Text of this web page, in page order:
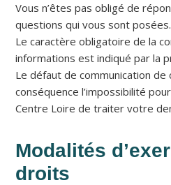
Vous n’êtes pas obligé de
questions qui vous sont posées.
Le caractère obligatoire de la
informations est indiqué par la
Le défaut de communication
conséquence l’impossibilité
Centre Loire de traiter votre
Modalités
droits